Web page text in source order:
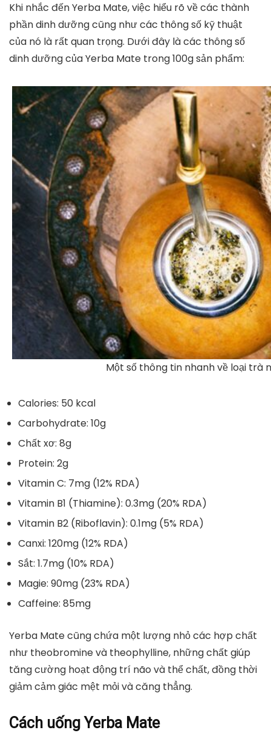
Khi nhắc đến Yerba Mate, việc hiểu rõ về các thành
phần dinh dưỡng cũng như các thông số kỹ thuật
của nó là rất quan trọng. Dưới đây là các thông số
dinh dưỡng của Yerba Mate trong 100g sản phẩm:
Một số thông tin nhanh về loại trà
Calories: 50 kcal
Carbohydrate: 10g
Chất xơ: 8g
Protein: 2g
Vitamin C: 7mg (12% RDA)
Vitamin B1 (Thiamine): 0.3mg (20% RDA)
Vitamin B2 (Riboflavin): 0.1mg (5% RDA)
Canxi: 120mg (12% RDA)
Sắt: 1.7mg (10% RDA)
Magie: 90mg (23% RDA)
Caffeine: 85mg
Yerba Mate cũng chứa một lượng nhỏ các hợp chất
như theobromine và theophylline, những chất giúp
tăng cường hoạt động trí não và thể chất, đồng thời
giảm cảm giác mệt mỏi và căng thẳng.
Cách uống Yerba Mate